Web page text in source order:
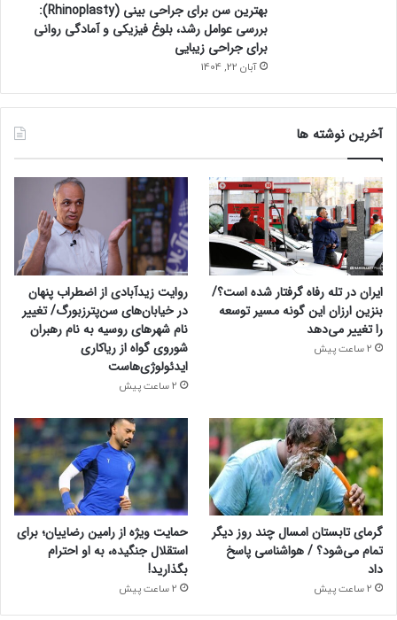
بهترین سن برای جراحی بینی (Rhinoplasty):
بررسی عوامل رشد، بلوغ فیزیکی و آمادگی روانی
برای جراحی زیبایی
آبان 22, 1404
آخرین نوشته ها
ایران در تله رفاه گرفتار شده است؟/
بنزین ارزان این گونه مسیر توسعه
را تغییر می‌دهد
2 ساعت پیش
روایت زیدآبادی از اضطراب پنهان
در خیابان‌های سن‌پترزبورگ/ تغییر
نام شهرهای روسیه به نام رهبران
شوروی گواه از ریاکاری
ایدئولوژی‌هاست
2 ساعت پیش
گرمای تابستان امسال چند روز دیگر
تمام می‌شود؟ / هواشناسی پاسخ
داد
2 ساعت پیش
حمایت ویژه از رامین رضاییان؛ برای
استقلال جنگیده، به او احترام
بگذارید!
2 ساعت پیش